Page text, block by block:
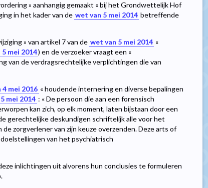
» aanhangig gemaakt « bij het Grondwettelijk Hof
in het kader van de wet van 5 mei 2014 betreffende
» van artikel 7 van de wet van 5 mei 2014 «
mei 2014) en de verzoeker vraagt een «
van de verdragsrechtelijke verplichtingen die van
mei 2016 « houdende internering en diverse bepalingen
mei 2014 : « De persoon die aan een forensisch
kan zich, op elk moment, laten bijstaan door een
gerechtelijke deskundigen schriftelijk alle voor het
zorgverlener van zijn keuze overzenden. Deze arts of
van het psychiatrisch
inlichtingen uit alvorens hun conclusies te formuleren